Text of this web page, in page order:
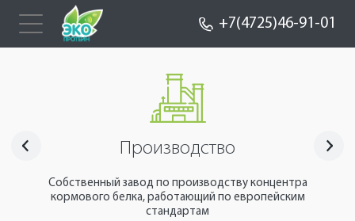
+7(4725)46-91-01
Производство
Собственный завод по производству концентра
кормового белка, работающий по европейским
стандартам